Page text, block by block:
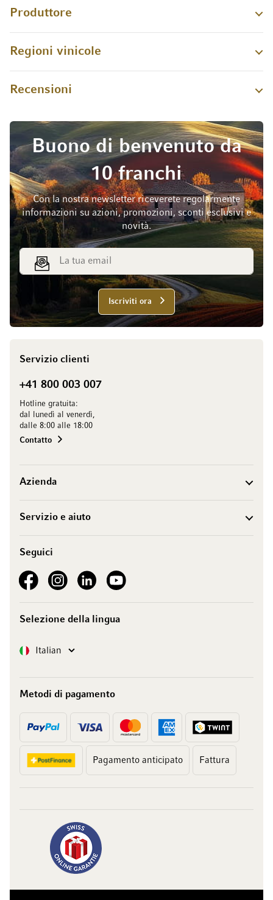
Produttore
Regioni vinicole
Recensioni
Buono di benvenuto da
10 franchi
Con la nostra newsletter riceverete regolarmente
informazioni su azioni, promozioni, sconti esclusivi e
novità.
Indirizzo email
Iscriviti ora
Servizio clienti
+41 800 003 007
Hotline gratuita:
dal lunedì al venerdì,
dalle 8:00 alle 18:00
Contatto
Azienda
Servizio e aiuto
Seguici
See our FacebookSee our Instagram account
See our LinkedInSee our YouTube channel
Selezione della lingua
Lingua Italian
Metodi di pagamento
Pagamento anticipato Fattura